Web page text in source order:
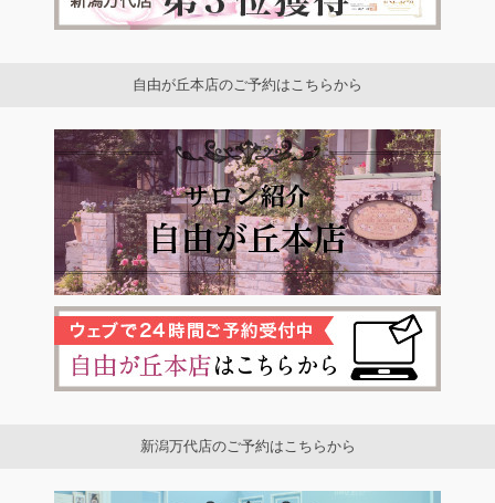
自由が丘本店のご予約はこちらから
新潟万代店のご予約はこちらから